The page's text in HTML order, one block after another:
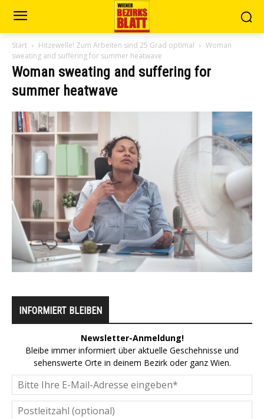
Start Hitzewelle! Zum Arbeiten sind 25 Grad optimal
Woman
sweating and suffering for summer heatwave
Woman sweating and suffering for
summer heatwave
INFORMIERT BLEIBEN
Newsletter-Anmeldung!
Bleibe immer informiert über aktuelle Geschehnisse und
sehenswerte Orte in deinem Bezirk oder ganz Wien.